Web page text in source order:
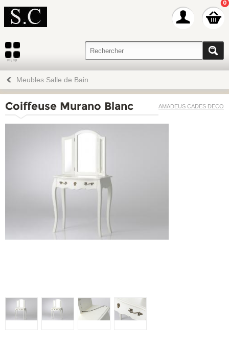
0
Meubles Salle de Bain
AMADEUS CADES DECO
Coiffeuse Murano Blanc